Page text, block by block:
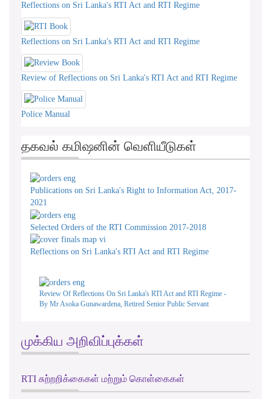
Reflections on Sri Lanka's RTI Act and RTI Regime
Reflections on Sri Lanka's RTI Act and RTI Regime
Review of Reflections on Sri Lanka's RTI Act and RTI Regime
Police Manual
தகவல் கமிஷனின் வெளியீடுகள்
Publications on Sri Lanka's Right to Information Act, 2017-
2021
Selected Orders of the RTI Commission 2017-2018
Reflections on Sri Lanka's RTI Act and RTI Regime
Review Of Reflections On Sri Lanka's RTI Act and RTI Regime -
By Mr Asoka Gunawardena, Retired Senior Public Servant
முக்கிய அறிவிப்புக்கள்
RTI சுற்றறிக்கைகள் மற்றும் கொள்கைகள்